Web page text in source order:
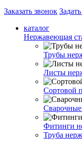
Заказать звонок
каталог
Нержавеющая
Трубы
Листы
Сортовой
Фитинги
Труба